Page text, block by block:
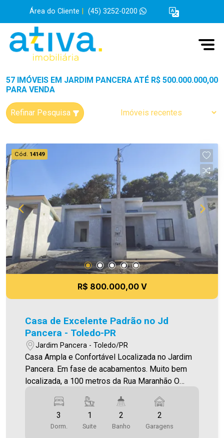
Área do Cliente (45) 3252-0200
57 IMÓVEIS EM JARDIM PANCERA ATÉ R$ 500.000.000,00
PARA VENDA
Refinar Pesquisa
Cód. 14149
R$ 800.000,00 V
Casa de Excelente Padrão no Jd
Pancera - Toledo-PR
Jardim Pancera - Toledo/PR
Casa Ampla e Confortável Localizada no Jardim
Pancera. Em fase de acabamentos. Muito bem
localizada, a 100 metros da Rua Maranhão O
- Cozinha (integrada com as salas de
estar/jantar) - 01 suíte com closet - 02 quartos -
02 Banheiros (social e suíte - com box) - Área de
3
Dorm.
1
Suite
2
Banho
2
Garagens